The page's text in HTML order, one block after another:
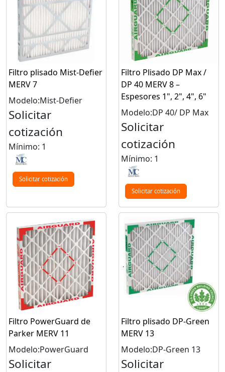
Filtro plisado Mist-Defier
MERV 7
Modelo:Mist-Defier
Solicitar
cotización
Mínimo: 1
Solicitar cotización
Filtro Plisado DP Max /
DP 40 MERV 8 –
Espesores 1", 2", 4", 6"
Modelo:DP 40/ DP Max
Solicitar
cotización
Mínimo: 1
Solicitar cotización
Filtro PowerGuard de
Parker MERV 11
Modelo:PowerGuard
Solicitar
Filtro plisado DP-Green
MERV 13
Modelo:DP-Green 13
Solicitar